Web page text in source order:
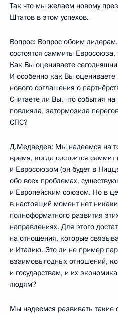
Так что мы желаем новому
Штатов в этом успехов.
Вопрос: Вопрос обоим
состоятся саммиты
Как Вы оцениваете
И особенно как Вы
нового соглашения о
Считаете ли Вы, что события на
повлияла, затормозила
СПС?
Д.Медведев: Мы надеемся на
время, когда состоится
и Евросоюзом (он будет в
обо всех проблемах,
и Европейским союзом. Но в
в настоящий момент нет
полноформатного развития
направлениях. Для этого
на отношения, которые
и Италию. Это ли не пример
взаимовыгодных отношений,
и государствам, и их
людям?
Мы надеемся развивать такие